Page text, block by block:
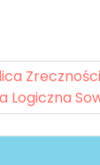
Logiczna